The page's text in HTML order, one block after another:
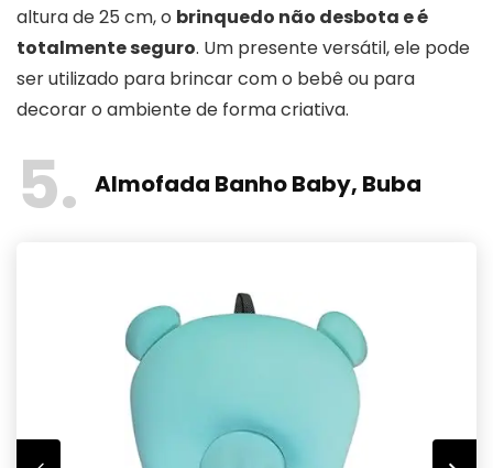
altura de 25 cm, o brinquedo não desbota e é
totalmente seguro. Um presente versátil, ele pode
ser utilizado para brincar com o bebê ou para
decorar o ambiente de forma criativa.
5 Almofada Banho Baby, Buba